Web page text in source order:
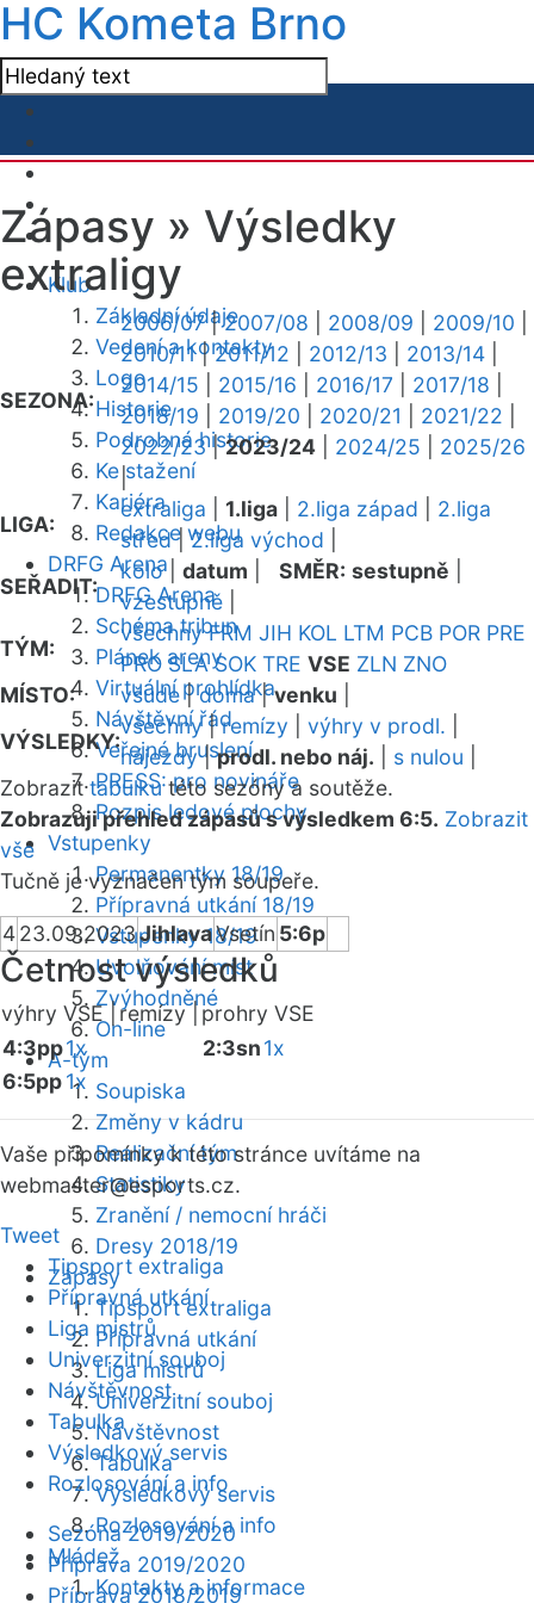
HC Kometa Brno
Klub
Základní údaje
Vedení a kontakty
Logo
Historie
Podrobná historie
Ke stažení
Kariéra
Redakce webu
DRFG Arena
DRFG Arena
Schéma tribun
Plánek areny
Virtuální prohlídka
Návštěvní řád
Veřejné bruslení
PRESS: pro novináře
Rozpis ledové plochy
Vstupenky
Permanentky 18/19
Přípravná utkání 18/19
Vstupenky 18/19
Uvolňování míst
Zvýhodněné
On-line
A-tým
Soupiska
Změny v kádru
Realizační tým
Statistiky
Zranění / nemocní hráči
Dresy 2018/19
Zápasy
Tipsport extraliga
Přípravná utkání
Liga mistrů
Univerzitní souboj
Návštěvnost
Tabulka
Výsledkový servis
Rozlosování a info
Mládež
Kontakty a informace
Zápasy » Výsledky
extraligy
SEZONA:
2006/07|2007/08 2008/09 2009/10
2010/11|2011/12 2012/13 2013/14
2014/15
2015/16 2016/17 2017/18
2018/19
2019/20 2020/21 2021/22
2022/23|2023/24 2024/25
2025/26
|
LIGA:
extraliga 1.liga 2.liga západ
2.liga
střed|2.liga východ
SEŘADIT:
kolo| datum SMĚR: sestupně
vzestupně
TÝM:
všechny FRM JIH KOL LTM PCB POR PRE
PRO SLA SOK TRE VSE ZLN ZNO
MÍSTO:
všude|doma|venku
VÝSLEDKY:
všechny|remízy výhry v prodl.
nájezdy|prodl. nebo náj. s nulou
Zobrazittabulkutéto sezóny a soutěže.
Zobrazuji přehled zápasů s výsledkem 6:5. Zobrazit
vše
Tučně je vyznačen tým soupeře.
423.09.2023JihlavaVsetín 5:6p
Četnost výsledků
výhry VSE |remízy |prohry VSE
4:3pp1x
6:5pp1x
2:3sn1x
Vaše připomínky k této stránce uvítáme na
webmaster@esports.cz.
Tweet
Tipsport extraliga
Přípravná utkání
Liga mistrů
Univerzitní souboj
Návštěvnost
Tabulka
Výsledkový servis
Rozlosování a info
Sezóna 2019/2020
Příprava 2019/2020
Příprava 2018/2019